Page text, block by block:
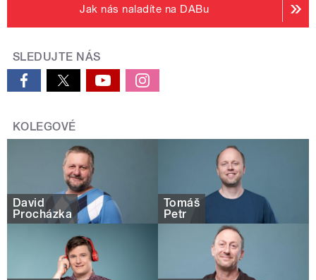
Jak nás naladíte na DABu
SLEDUJTE NÁS
KOLEGOVÉ
David
Procházka
Tomáš
Petr